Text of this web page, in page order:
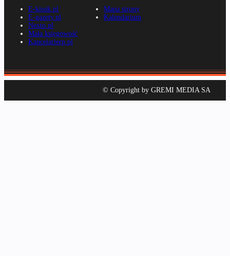
E-kiosk.pl
E-gazety.pl
Nexto.pl
Mała księgowość
Kancelarierp.pl
Mapa strony
Kalendarium
© Copyright by GREMI MEDIA SA